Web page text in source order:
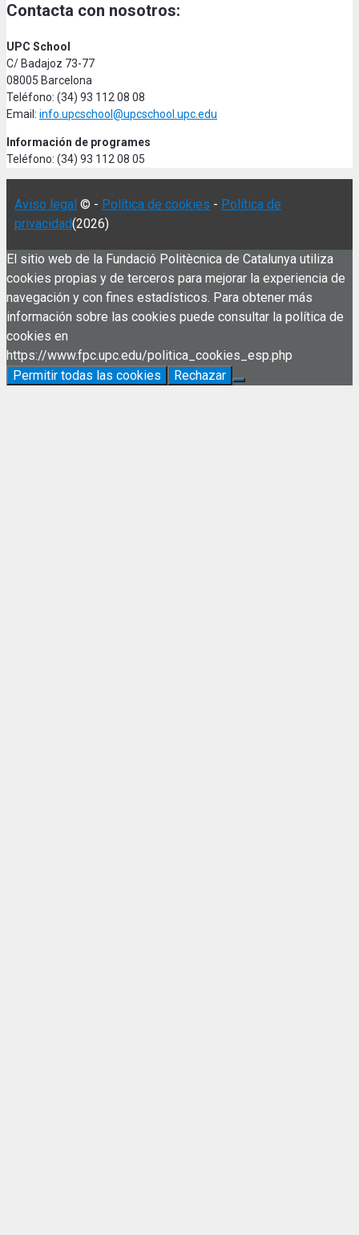
Contacta con nosotros:
UPC School
C/ Badajoz 73-77
08005 Barcelona
Teléfono: (34) 93 112 08 08
Email: info.upcschool@upcschool.upc.edu
Información de programes
Teléfono: (34) 93 112 08 05
Aviso legal © - Política de cookies - Política de
privacidad(2026)
El sitio web de la Fundació Politècnica de Catalunya utiliza
cookies propias y de terceros para mejorar la experiencia de
navegación y con fines estadísticos. Para obtener más
información sobre las cookies puede consultar la política de
cookies en
https://www.fpc.upc.edu/politica_cookies_esp.php
Permitir todas las cookies
Rechazar